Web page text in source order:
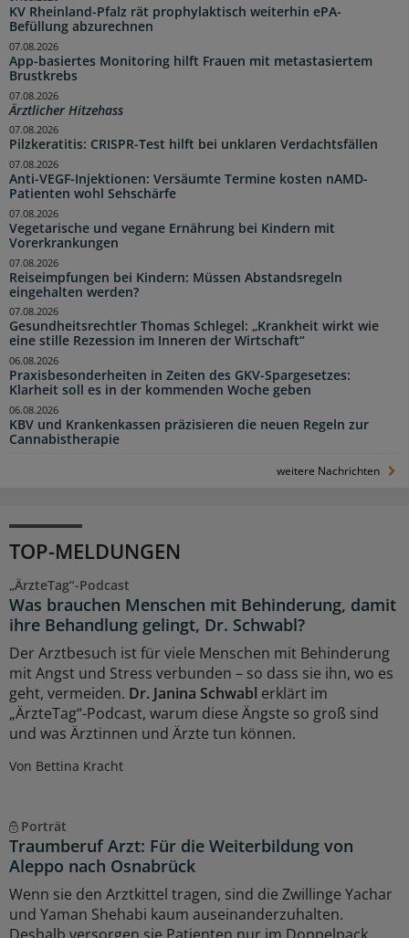
KV Rheinland-Pfalz rät prophylaktisch weiterhin ePA-
Befüllung abzurechnen
App-basiertes Monitoring hilft Frauen mit metastasiertem
Brustkrebs
07.08.2026
Ärztlicher Hitzehass
07.08.2026
Pilzkeratitis: CRISPR-Test hilft bei unklaren Verdachtsfällen
07.08.2026
Anti-VEGF-Injektionen: Versäumte Termine kosten nAMD-
Patienten wohl Sehschärfe
07.08.2026
Vegetarische und vegane Ernährung bei Kindern mit
Vorerkrankungen
07.08.2026
Reiseimpfungen bei Kindern: Müssen Abstandsregeln
eingehalten werden?
07.08.2026
Gesundheitsrechtler Thomas Schlegel: „Krankheit wirkt wie
eine stille Rezession im Inneren der Wirtschaft“
07.08.2026
Praxisbesonderheiten in Zeiten des GKV-Spargesetzes:
Klarheit soll es in der kommenden Woche geben
06.08.2026
KBV und Krankenkassen präzisieren die neuen Regeln zur
Cannabistherapie
06.08.2026
weitere Nachrichten
TOP-MELDUNGEN
„ÄrzteTag“-Podcast
Was brauchen Menschen mit Behinderung, damit
ihre Behandlung gelingt, Dr. Schwabl?
Der Arztbesuch ist für viele Menschen mit Behinderung
mit Angst und Stress verbunden – so dass sie ihn, wo es
geht, vermeiden. Dr. Janina Schwabl erklärt im
„ÄrzteTag“-Podcast, warum diese Ängste so groß sind
und was Ärztinnen und Ärzte tun können.
Von Bettina Kracht
Porträt
Traumberuf Arzt: Für die Weiterbildung von
Aleppo nach Osnabrück
Wenn sie den Arztkittel tragen, sind die Zwillinge Yachar
und Yaman Shehabi kaum auseinanderzuhalten.